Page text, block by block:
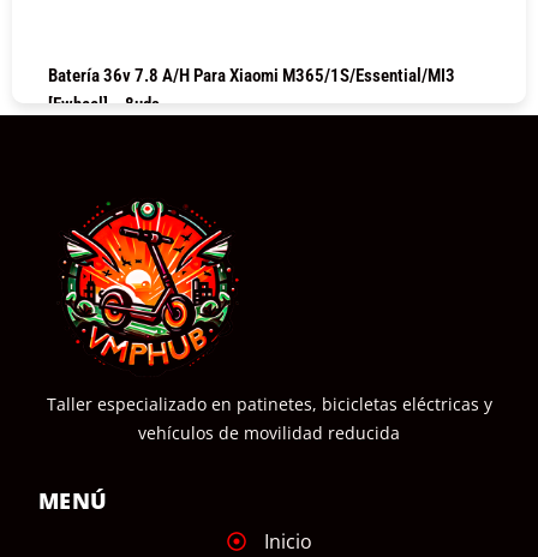
Batería 36v 7.8 A/h Para Xiaomi M365/1S/Essential/MI3
[Ewheel] – 8uds
Taller especializado en patinetes, bicicletas eléctricas y
vehículos de movilidad reducida
MENÚ
Inicio